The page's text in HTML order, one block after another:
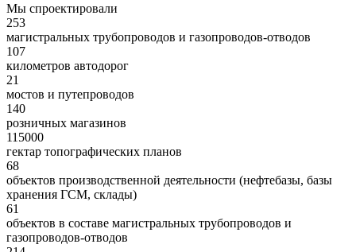
Мы спроектировали
253
магистральных трубопроводов и газопроводов-отводов
107
километров автодорог
21
мостов и путепроводов
140
розничных магазинов
115000
гектар топографических планов
68
объектов производственной деятельности (нефтебазы, базы
хранения ГСМ, склады)
61
объектов в составе магистральных трубопроводов и
газопроводов-отводов